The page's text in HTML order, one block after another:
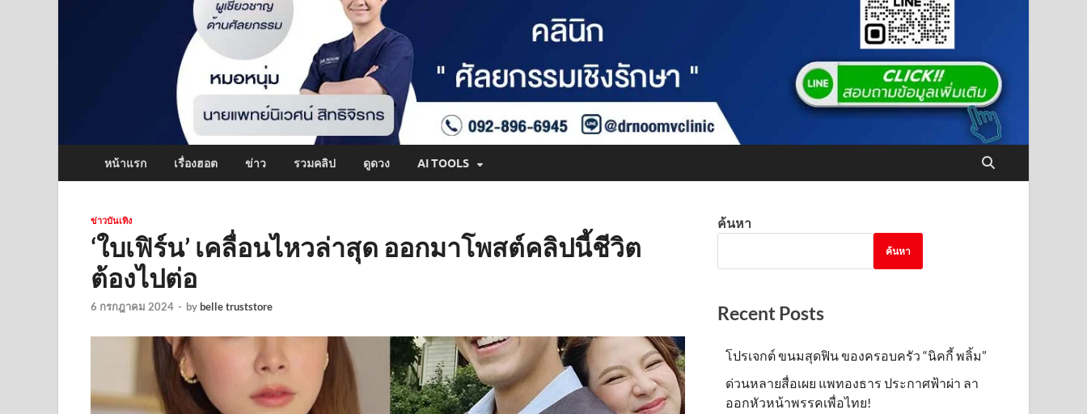
หน้าแรก เรื่องฮอต ข่าว รวมคลิป ดูดวง AI TOOLS
ข่าวบันเทิง
‘ใบเฟิร์น’ เคลื่อนไหวล่าสุด ออกมาโพสต์คลิปนี้ชีวิต
ต้องไปต่อ
6 กรกฎาคม 2024 - bybelle truststore
ค้นหา
ค้นหา
Recent Posts
โปรเจกต์ ขนมสุดฟิน ของครอบครัว “นิคกี้ พลิ้ม”
ด่วนหลายสื่อเผย แพทองธาร ประกาศฟ้าผ่า ลา
ออกหัวหน้าพรรคเพื่อไทย!